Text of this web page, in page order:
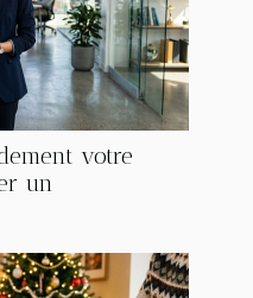
votre
un